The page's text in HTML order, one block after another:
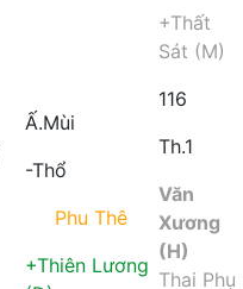
Ấ.Mùi
-Thổ
Phu Thê
+Thiên Lương
+Thất
Sát (M)
116
Th.1
Văn
Xương
(H)
Thai Phụ